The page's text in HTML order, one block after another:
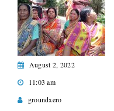
August 2, 2022
11:03 am
groundxero